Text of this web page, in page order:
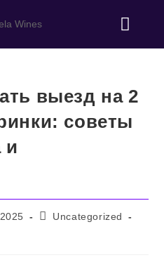
выезд на 2
советы
и
Uncategorized